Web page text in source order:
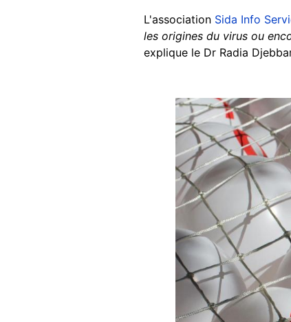
L'association Sida Info
les origines du virus ou
explique le Dr Radia
Image